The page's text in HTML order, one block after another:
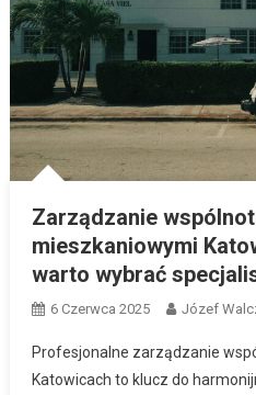
Zarządzanie
mieszkaniowymi
warto wybrać
6 Czerwca 2025 Józef
Profesjonalne zarządzanie
Katowicach to klucz do